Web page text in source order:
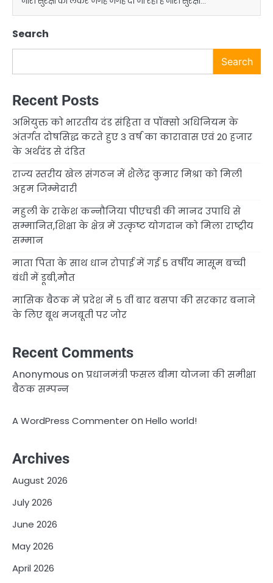
Search
Search
Recent Posts
अभियुक्त को भारतीय दंड संहिता व पॉक्सो अधिनियम के
अंतर्गत दोषसिद्ध करते हुए 3 वर्ष का कारावास एवं 20 हजार
के अर्थदंड से दंडित
राज्य स्तरीय खेल संगठन में शैलेंद्र कुमार मिश्रा को मिली
अहम जिम्मेदारी
महुली के राकेश कन्नौजिया पीएचडी की मानद उपाधि से
सम्मानित,शिक्षा के क्षेत्र में उत्कृष्ट योगदान को मिला राष्ट्रीय
सम्मान
माता पिता के साथ धान रोपाई में गई 5 वर्षीय मासूम बच्ची
बंधी में डूबी,मौत
मासिक बैठक में प्रदेश में 5 वीं बार बसपा की सरकार बनाने
के लिए बूथ मजबूती पर जोर
Recent Comments
Anonymous onप्रधानमंत्री फसल बीमा योजना की समीक्षा
बैठक सम्पन्न
A WordPress CommenteronHello world!
Archives
August 2026
July 2026
June 2026
May 2026
April 2026